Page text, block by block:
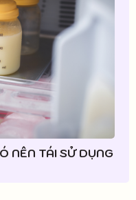
NÊN TÁI SỬ DỤNG